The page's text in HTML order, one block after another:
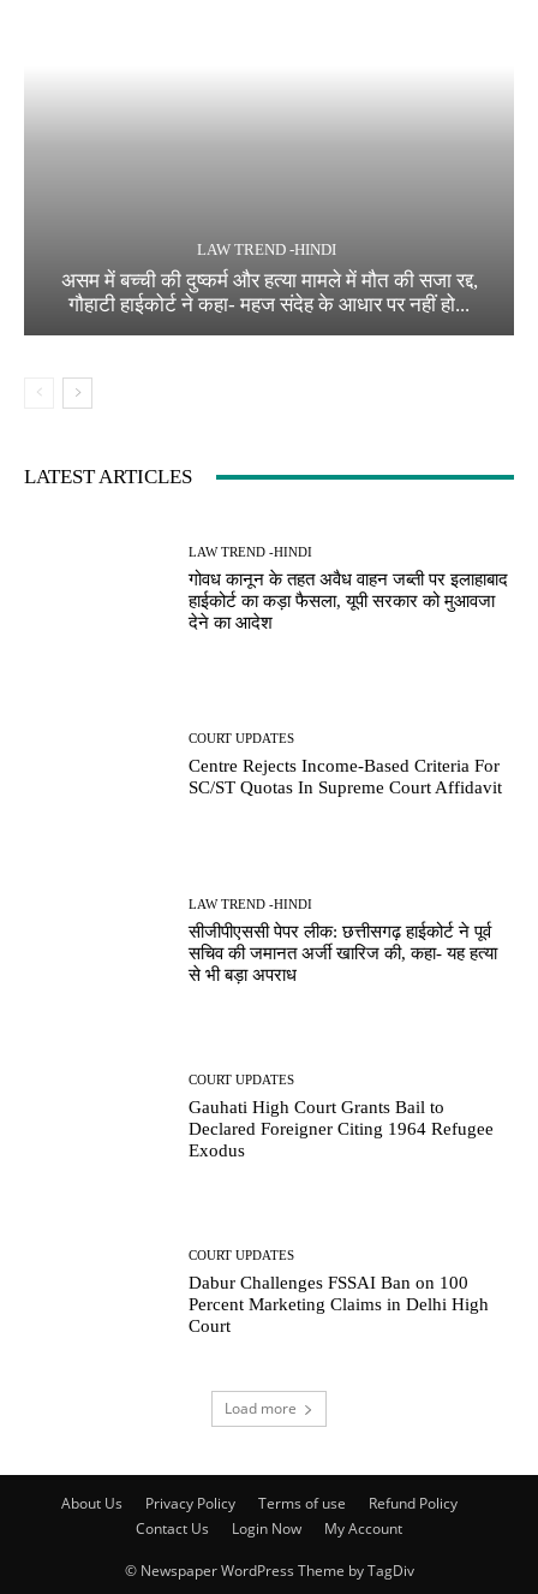
LAW TREND -HINDI
असम में बच्ची की दुष्कर्म और हत्या मामले में मौत की सजा रद्द,
गौहाटी हाईकोर्ट ने कहा- महज संदेह के आधार पर नहीं हो...
LATEST ARTICLES
LAW TREND -HINDI
गोवध कानून के तहत अवैध वाहन जब्ती पर इलाहाबाद
हाईकोर्ट का कड़ा फैसला, यूपी सरकार को मुआवजा
देने का आदेश
COURT UPDATES
Centre Rejects Income-Based Criteria For
SC/ST Quotas In Supreme Court Affidavit
LAW TREND -HINDI
सीजीपीएससी पेपर लीक: छत्तीसगढ़ हाईकोर्ट ने पूर्व
सचिव की जमानत अर्जी खारिज की, कहा- यह हत्या
से भी बड़ा अपराध
COURT UPDATES
Gauhati High Court Grants Bail to
Declared Foreigner Citing 1964 Refugee
Exodus
COURT UPDATES
Dabur Challenges FSSAI Ban on 100
Percent Marketing Claims in Delhi High
Court
Load more
About Us Privacy Policy Terms of use
Refund Policy
Contact Us
Login Now My Account
© Newspaper WordPress Theme by TagDiv